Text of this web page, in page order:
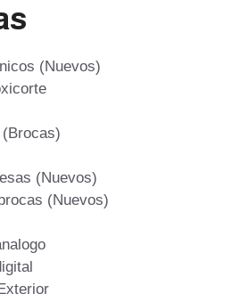
(Nuevos)
(Nuevos)
(Nuevos)